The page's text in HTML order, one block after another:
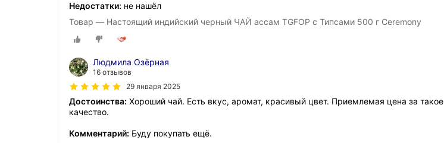
Недостатки: не нашëл
Товар — Настоящий индийский черный ЧАЙ ассам TGFOP с Типсами 500 г Ceremony
Людмила Озёрная
16 отзывов
29 января 2025
Достоинства: Хороший чай. Есть вкус, аромат, красивый цвет. Приемлемая цена за такое
качество.
Комментарий: Буду покупать ещё.